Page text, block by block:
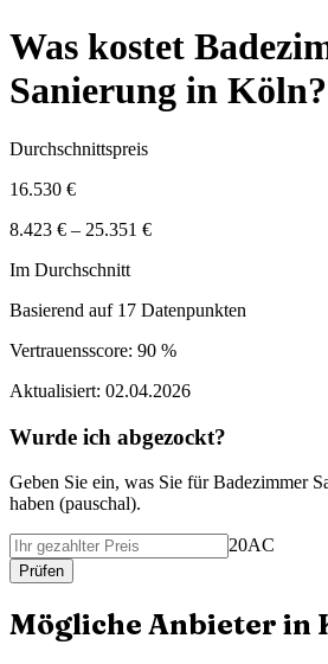
Was kostet
Sanierung in Köln
Durchschnittspreis
16.530 €
8.423 € – 25.351 €
Im Durchschnitt
Basierend auf 17 Datenpunkten
Vertrauensscore: 90 %
Aktualisiert: 02.04.2026
Wurde ich abgezockt?
Geben Sie ein, was Sie fürBadezimmer
haben (pauschal).
20AC
Prüfen
Mögliche Anbieter in